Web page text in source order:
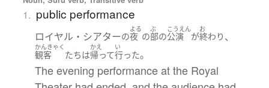
1. public performance
ロイヤル・シアターの
よる
夜 の
ぶ
部の
こうえん
公演 が
お
終わり 、
かんきゃく
観客 たちは
かえ
帰って
い
行った。
The evening performance at the Royal